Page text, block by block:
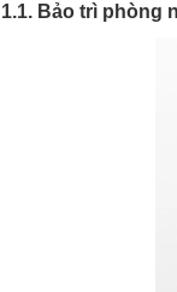
1.1. Bảo trì phòng